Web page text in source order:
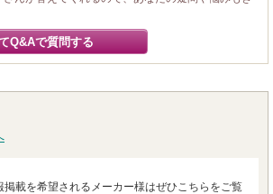
Q&Aで質問する
載を希望されるメーカー様はぜひこちらをご覧